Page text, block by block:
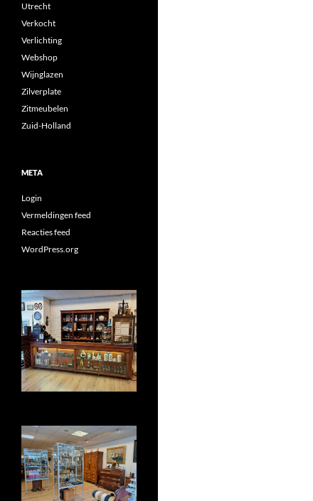
Utrecht
Verkocht
Verlichting
Webshop
Wijnglazen
Zilverplate
Zitmeubelen
Zuid-Holland
META
Login
Vermeldingen feed
Reacties feed
WordPress.org